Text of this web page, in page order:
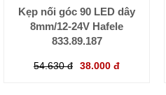
Kẹp nối góc 90 LED dây
8mm/12-24V Hafele
833.89.187
54.630 đ 38.000 đ